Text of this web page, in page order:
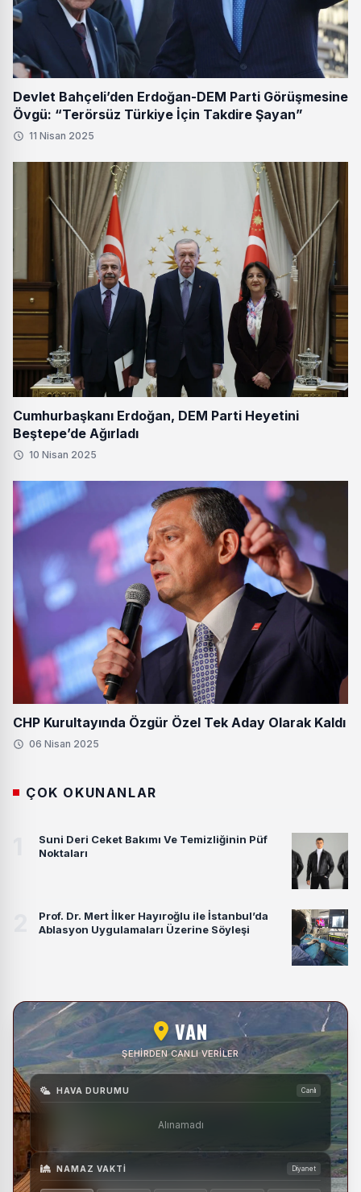
Devlet Bahçeli’den Erdoğan-DEM Parti Görüşmesine
Övgü: “Terörsüz Türkiye İçin Takdire Şayan”
11 Nisan 2025
Cumhurbaşkanı Erdoğan, DEM Parti Heyetini
Beştepe’de Ağırladı
10 Nisan 2025
CHP Kurultayında Özgür Özel Tek Aday Olarak Kaldı
06 Nisan 2025
ÇOK OKUNANLAR
Suni Deri Ceket Bakımı Ve Temizliğinin Püf
Noktaları
Prof. Dr. Mert İlker Hayıroğlu ile İstanbul’da
Ablasyon Uygulamaları Üzerine Söyleşi
VAN
ŞEHIRDEN CANLI VERILER
HAVA DURUMU Canlı
Alınamadı
NAMAZ VAKTI Diyanet